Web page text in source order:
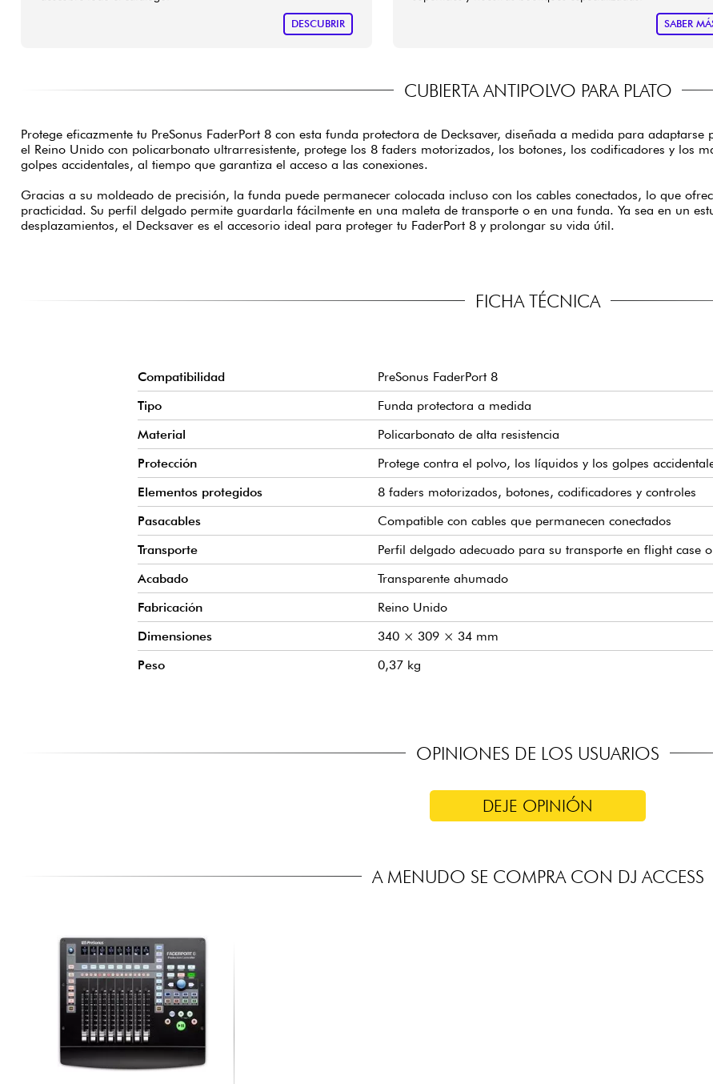
DESCUBRIR SABER
CUBIERTA ANTIPOLVO PARA PLATO
Protege eficazmente tu PreSonus FaderPort 8 con esta funda protectora de Decksaver, diseñada a medida para
el Reino Unido con policarbonato ultrarresistente, protege los 8 faders motorizados, los botones, los codificadores y los
golpes accidentales, al tiempo que garantiza el acceso a las conexiones.
Gracias a su moldeado de precisión, la funda puede permanecer colocada incluso con los cables conectados, lo que
practicidad. Su perfil delgado permite guardarla fácilmente en una maleta de transporte o en una funda. Ya sea en un
desplazamientos, el Decksaver es el accesorio ideal para proteger tu FaderPort 8 y prolongar su vida útil.
FICHA TÉCNICA
Compatibilidad
PreSonus FaderPort 8
Tipo
Funda protectora a medida
Material
Policarbonato de alta resistencia
Protección
Protege contra el polvo, los líquidos y los golpes
Elementos protegidos
8 faders motorizados, botones, codificadores y controles
Pasacables
Compatible con cables que permanecen conectados
Transporte
Perfil delgado adecuado para su transporte en flight case
Acabado
Transparente ahumado
Fabricación
Reino Unido
Dimensiones
340 × 309 × 34 mm
Peso
0,37 kg
OPINIONES DE LOS USUARIOS
DEJE OPINIÓN
A MENUDO SE COMPRA CON DJ ACCESS